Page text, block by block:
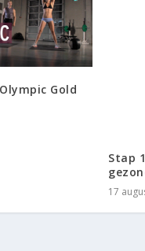
Gold
Stap
17